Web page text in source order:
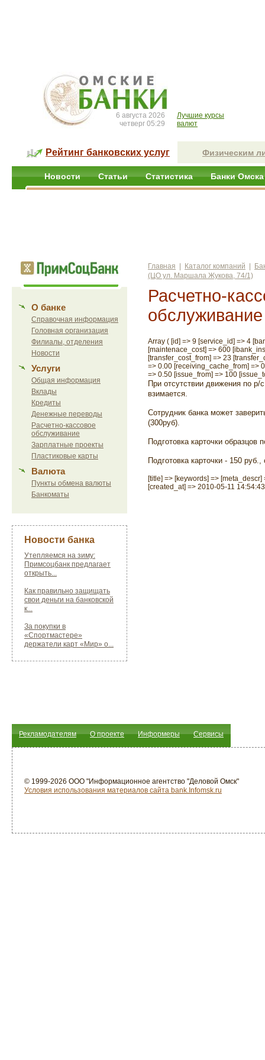
6 августа 2026
четверг 05:29
Лучшие курсы
валют
Рейтинг банковских услуг Физическим
Новости Статьи Статистика Банки Омска
О банке
Справочная информация
Головная организация
Филиалы, отделения
Новости
Услуги
Общая информация
Вклады
Кредиты
Денежные переводы
Расчетно-кассовое
обслуживание
Зарплатные проекты
Пластиковые карты
Валюта
Пункты обмена валюты
Банкоматы
Новости банка
Утепляемся на зиму:
Примсоцбанк предлагает
открыть...
Как правильно защищать
свои деньги на банковской
к...
За покупки в
«Спортмастере»
держатели карт «Мир» о...
Главная Каталог компаний
(ЦО ул. Маршала Жукова, 74/1)
Расчетно-
обслуживание
Array ( [id] => 9 [service_id] => 4
[maintenace_cost] => 600
[transfer_cost_from] => 23
=> 0.00 [receiving_cache_from] =>
=> 0.50 [issue_from] => 100
При отсутствии движения по р/
взимается.
Сотрудник банка может
(300руб).
Подготовка карточки образцов
Подготовка карточки - 150
[title] => [keywords] =>
[created_at] => 2010-05-11
Рекламодателям О проекте Информеры Сервисы
© 1999-2026 ООО "Информационное агентство "Деловой Омск"
Условия использования материалов сайта bank.Infomsk.ru